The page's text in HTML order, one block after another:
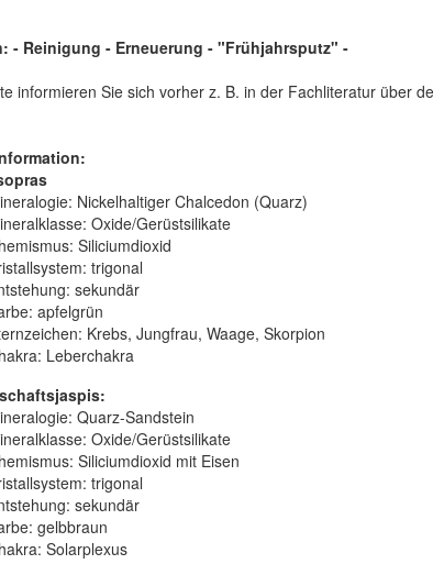
- Reinigung - Erneuerung - "Frühjahrsputz" -
informieren Sie sich vorher z. B. in der Fachliteratur über
Nickelhaltiger Chalcedon (Quarz)
Oxide/Gerüstsilikate
Siliciumdioxid
trigonal
sekundär
apfelgrün
Krebs, Jungfrau, Waage, Skorpion
Leberchakra
:
Quarz-Sandstein
Oxide/Gerüstsilikate
Siliciumdioxid mit Eisen
trigonal
sekundär
gelbbraun
Solarplexus